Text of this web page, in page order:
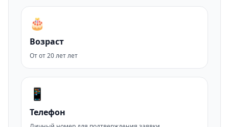
🎂
Возраст
От от 20 лет лет
📱
Телефон